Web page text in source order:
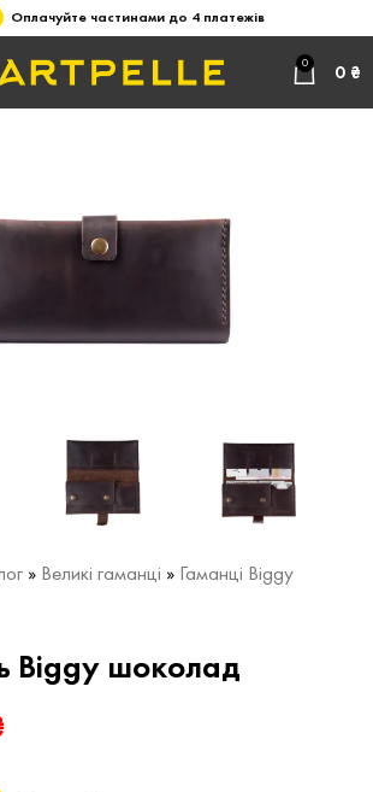
Оплачуйте частинами до 4 платежів
0 0 ₴
» Великі гаманці » Гаманці Biggy
Biggy шоколад